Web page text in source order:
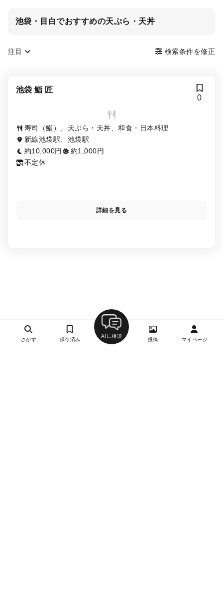
池袋・目白でおすすめの天ぷら・天丼
注目 検索条件を修正
池袋 鮨 匠
0
寿司（鮨）、天ぷら・天丼、和食・日本料理
新線池袋駅、池袋駅
約10,000円
約1,000円
不定休
詳細を見る
さがす 保存済み
AIに相談
投稿 マイページ